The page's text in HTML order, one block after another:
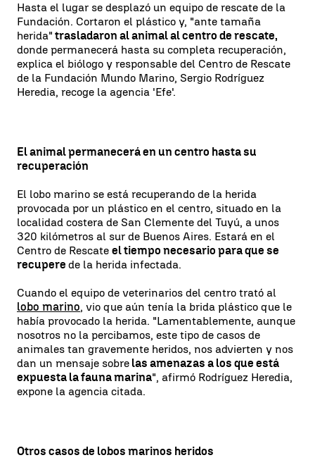
Hasta el lugar se desplazó un equipo de rescate de la
Fundación. Cortaron el plástico y, "ante tamaña
herida" trasladaron al animal al centro de rescate,
donde permanecerá hasta su completa recuperación,
explica el biólogo y responsable del Centro de Rescate
de la Fundación Mundo Marino, Sergio Rodríguez
Heredia, recoge la agencia 'Efe'.
El animal permanecerá en un centro hasta su
recuperación
El lobo marino se está recuperando de la herida
provocada por un plástico en el centro, situado en la
localidad costera de San Clemente del Tuyú, a unos
320 kilómetros al sur de Buenos Aires. Estará en el
Centro de Rescate el tiempo necesario para que se
recupere de la herida infectada.
Cuando el equipo de veterinarios del centro trató al
lobo marino, vio que aún tenía la brida plástico que le
había provocado la herida. "Lamentablemente, aunque
nosotros no la percibamos, este tipo de casos de
animales tan gravemente heridos, nos advierten y nos
dan un mensaje sobre las amenazas a los que está
expuesta la fauna marina", afirmó Rodríguez Heredia,
expone la agencia citada.
Otros casos de lobos marinos heridos